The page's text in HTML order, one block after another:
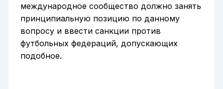
международное сообщество должно занять
принципиальную позицию по данному
вопросу и ввести санкции против
футбольных федераций, допускающих
подобное.